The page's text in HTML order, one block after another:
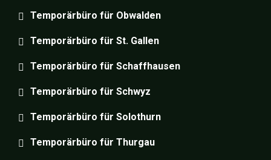
Temporärbüro für Obwalden
Temporärbüro für St. Gallen
Temporärbüro für Schaffhausen
Temporärbüro für Schwyz
Temporärbüro für Solothurn
Temporärbüro für Thurgau